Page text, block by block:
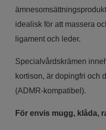
idealisk för att massera
ligament och leder.
Specialvårdskrämen
kortison, är dopingfri och
(ADMR-kompatibel).
För envis mugg, klåda,